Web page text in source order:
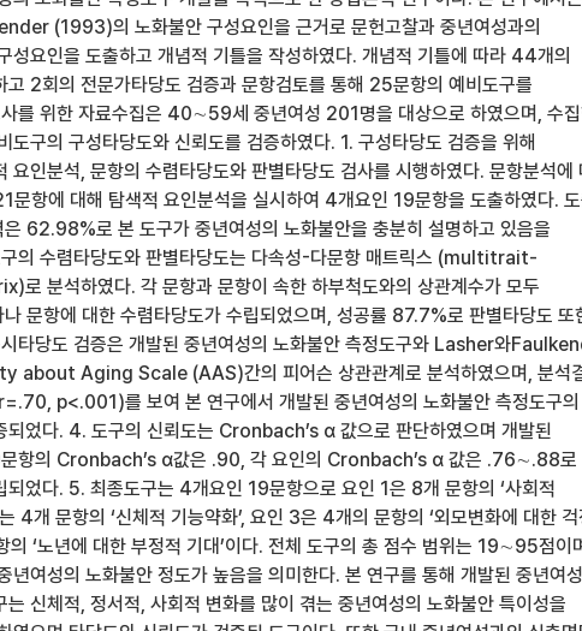
(1993)의 노화불안 구성요인을 근거로 문헌고찰과 중년여성과의
성요인을 도출하고 개념적 기틀을 작성하였다. 개념적 기틀에 따라 44개의
고 2회의 전문가타당도 검증과 문항검토를 통해 25문항의 예비도구를
를 위한 자료수집은 40∼59세 중년여성 201명을 대상으로 하였으며, 수
도구의 구성타당도와 신뢰도를 검증하였다. 1. 구성타당도 검증을 위해
요인분석, 문항의 수렴타당도와 판별타당도 검사를 시행하였다. 문항분석에
문항에 대해 탐색적 요인분석을 실시하여 4개요인 19문항을 도출하였다.
62.98%로 본 도구가 중년여성의 노화불안을 충분히 설명하고 있음을
의 수렴타당도와 판별타당도는 다속성-다문항 매트릭스 (multitrait-
분석하였다. 각 문항과 문항이 속한 하부척도와의 상관계수가 모두
문항에 대한 수렴타당도가 수립되었으며, 성공률 87.7%로 판별타당도 또
타당도 검증은 개발된 중년여성의 노화불안 측정도구와 Lasher와
about Aging Scale (AAS)간의 피어슨 상관관계로 분석하였으며, 분석
p<.001)를 보여 본 연구에서 개발된 중년여성의 노화불안 측정도구의
되었다. 4. 도구의 신뢰도는 Cronbach’s α 값으로 판단하였으며 개발된
문항의 Cronbach’s α값은 .90, 각 요인의 Cronbach’s α 값은 .76∼.88로
되었다. 5. 최종도구는 4개요인 19문항으로 요인 1은 8개 문항의 ‘사회적
4개 문항의 ‘신체적 기능약화’, 요인 3은 4개의 문항의 ‘외모변화에 대한 걱
‘노년에 대한 부정적 기대’이다. 전체 도구의 총 점수 범위는 19∼95점이
년여성의 노화불안 정도가 높음을 의미한다. 본 연구를 통해 개발된 중년여
는 신체적, 정서적, 사회적 변화를 많이 겪는 중년여성의 노화불안 특이성을